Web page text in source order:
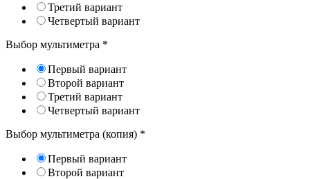
Третий вариант
Четвертый вариант
Выбор мультиметра *
Первый вариант
Второй вариант
Третий вариант
Четвертый вариант
Выбор мультиметра (копия) *
Первый вариант
Второй вариант